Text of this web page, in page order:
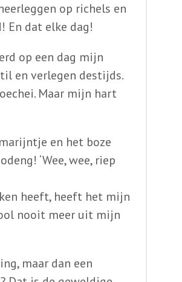
op richels en
En dat elke dag!
op een dag mijn
en verlegen destijds.
Maar mijn hart
en het boze
‘Wee, wee, riep
heeft, heeft het mijn
nooit meer uit mijn
maar dan een